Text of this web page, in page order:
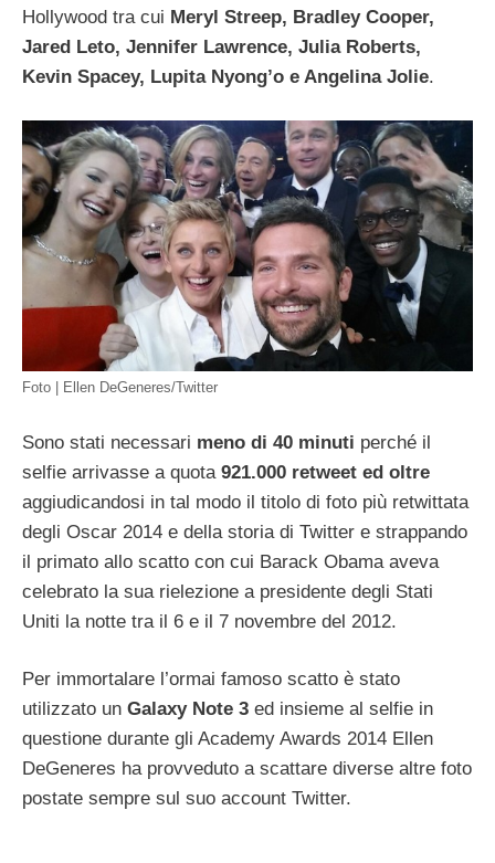
Hollywood tra cui Meryl Streep, Bradley Cooper,
Jared Leto, Jennifer Lawrence, Julia Roberts,
Kevin Spacey, Lupita Nyong’o e Angelina Jolie.
Foto | Ellen DeGeneres/Twitter
Sono stati necessari meno di 40 minuti perché il
selfie arrivasse a quota 921.000 retweet ed oltre
aggiudicandosi in tal modo il titolo di foto più retwittata
degli Oscar 2014 e della storia di Twitter e strappando
il primato allo scatto con cui Barack Obama aveva
celebrato la sua rielezione a presidente degli Stati
Uniti la notte tra il 6 e il 7 novembre del 2012.
Per immortalare l’ormai famoso scatto è stato
utilizzato un Galaxy Note 3 ed insieme al selfie in
questione durante gli Academy Awards 2014 Ellen
DeGeneres ha provveduto a scattare diverse altre foto
postate sempre sul suo account Twitter.